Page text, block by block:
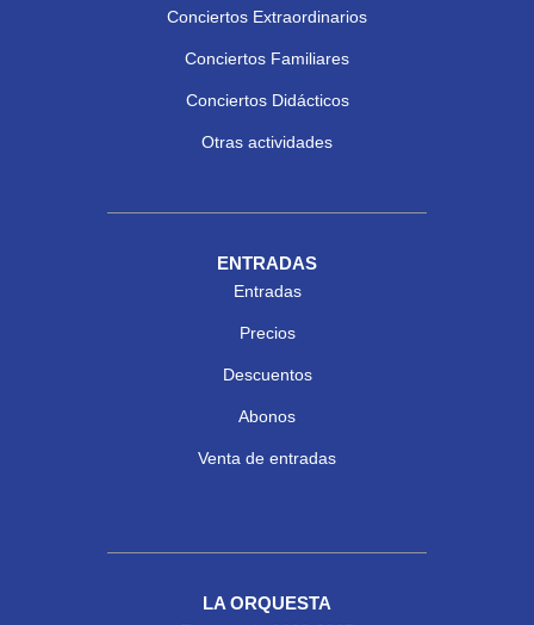
Conciertos Extraordinarios
Conciertos Familiares
Conciertos Didácticos
Otras actividades
ENTRADAS
Entradas
Precios
Descuentos
Abonos
Venta de entradas
LA ORQUESTA